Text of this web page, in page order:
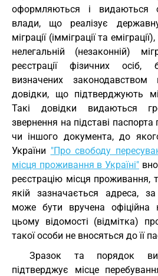
оформляються і видаються
влади, що реалізує
міграції (імміграції та
нелегальній (незаконній)
реєстрації фізичних осіб,
визначених законодавством
довідки, що підтверджують
Такі довідки видаються
звернення на підставі
чи іншого документа, до
України "Про свободу
місця проживання в Україні"
реєстрацію місця проживання,
якій зазначається адреса,
може бути вручена офіційна
цьому відомості (відмітка)
такої особи не вносяться до її
Зразок та порядок
підтверджує місце